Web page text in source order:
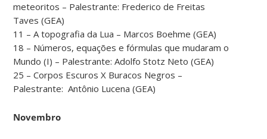
meteoritos – Palestrante: Frederico de Freitas
Taves (GEA)
11 – A topografia da Lua – Marcos Boehme (GEA)
18 – Números, equações e fórmulas que mudaram o
Mundo (I) – Palestrante: Adolfo Stotz Neto (GEA)
25 – Corpos Escuros X Buracos Negros –
Palestrante: Antônio Lucena (GEA)
Novembro